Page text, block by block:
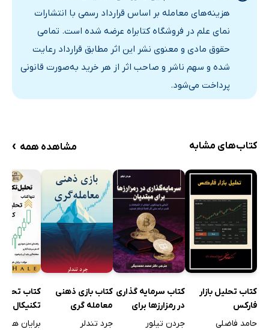
7. شکست مالی بر-زنجیره
9. نتیجه‌گیری: پیامدهایی برای توسعه‌های آینده
1. مقدمه
10. در مورد شرکت‌های V شکل: حاکمیت، ارز دیجیتال و داخلی
سازی در بلاکچین
1. مقدمه
هزینه‌های معامله بر اساس قرارداد رسمی با انتشارات
نمای علم در فروشگاه کتابراه عرضه شده است. تمامی
حقوق مادی و معنوی نشر این اثر مطابق قرارداد رعایت
شده و سهم ناشر و صاحب اثر از هر خرید به‌صورت قانونی
پرداخت می‌شود.
کتاب‌های مشابه مشاهده همه ›
کتاب تحلیل بازار
فارکس
حامد فاضلی
کتاب سرمایه گذاری
در رمزارزها برای
مبتدیان
جردن تیلور
کتاب بازی ذهنی
معامله گری
جرد تندلر
کتاب
تکنیکال
برایان هیل